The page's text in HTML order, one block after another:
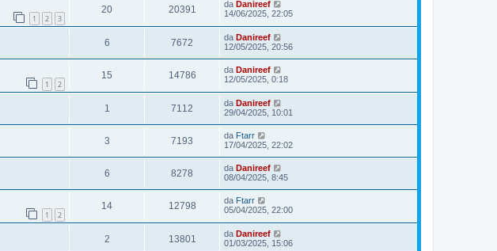
1 2 3
20 20391 da Danireef
14/06/2025, 22:05
6 7672 da Danireef
12/05/2025, 20:56
1 2
15 14786 da Danireef
12/05/2025, 0:18
1 7112 da Danireef
29/04/2025, 10:01
3 7193 da Ftarr
17/04/2025, 22:02
6 8278 da Danireef
08/04/2025, 8:45
1 2
14 12798 da Ftarr
05/04/2025, 22:00
2 13801 da Danireef
01/03/2025, 15:06